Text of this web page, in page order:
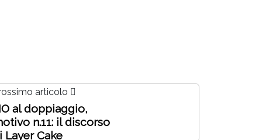
articolo
al doppiaggio,
n.11: il discorso
Layer Cake